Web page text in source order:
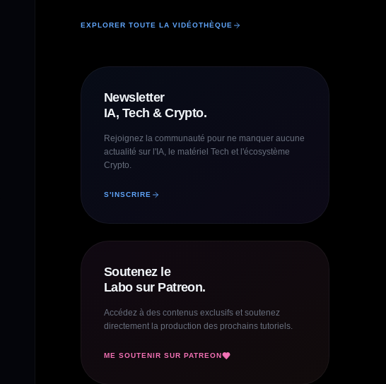
EXPLORER TOUTE LA VIDÉOTHÈQUE
Newsletter
IA, Tech & Crypto.
Rejoignez la communauté pour ne manquer aucune
actualité sur l'IA, le matériel Tech et l'écosystème
Crypto.
S'INSCRIRE
Soutenez le
Labo sur Patreon.
Accédez à des contenus exclusifs et soutenez
directement la production des prochains tutoriels.
ME SOUTENIR SUR PATREON